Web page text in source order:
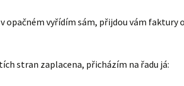
opačném vyřídím sám, přijdou vám faktury
stran zaplacena, přicházím na řadu já: